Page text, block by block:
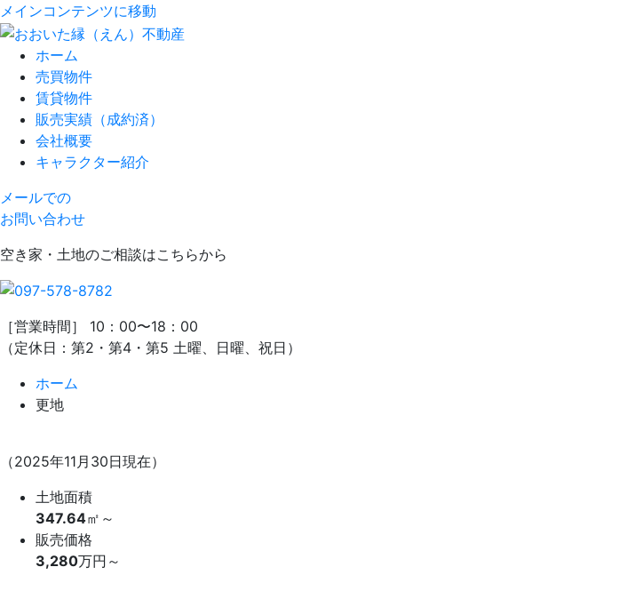
メインコンテンツに移動
ホーム
売買物件
賃貸物件
販売実績（成約済）
会社概要
キャラクター紹介
メールでの
お問い合わせ
空き家・土地のご相談はこちらから
［営業時間］ 10：00〜18：00
（定休日：第2・第4・第5 土曜、日曜、祝日）
ホーム
更地
（2025年11月30日現在）
土地面積
347.64㎡～
販売価格
3,280万円～